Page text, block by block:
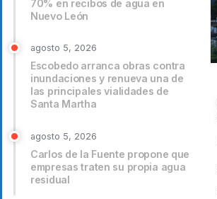
70% en recibos de agua en
Nuevo León
agosto 5, 2026
Escobedo arranca obras contra
inundaciones y renueva una de
las principales vialidades de
Santa Martha
agosto 5, 2026
Carlos de la Fuente propone que
empresas traten su propia agua
residual